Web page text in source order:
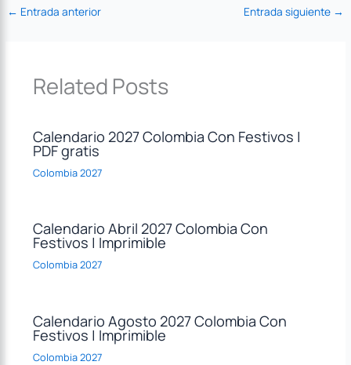
← Entrada anterior Entrada siguiente →
Related Posts
Calendario 2027 Colombia Con Festivos |
PDF gratis
Colombia 2027
Calendario Abril 2027 Colombia Con
Festivos | Imprimible
Colombia 2027
Calendario Agosto 2027 Colombia Con
Festivos | Imprimible
Colombia 2027